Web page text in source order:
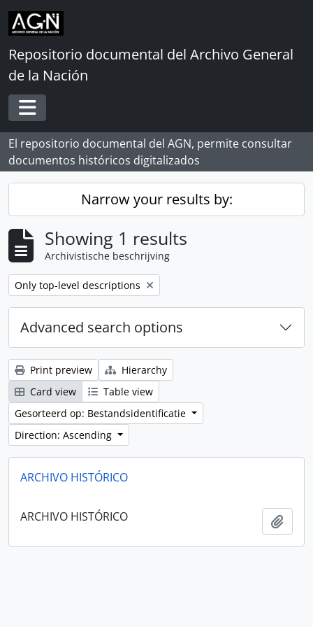
Skip to main content
Repositorio documental del Archivo General
de la Nación
Toggle navigation
El repositorio documental del AGN, permite consultar
documentos históricos digitalizados
Narrow your results by:
Showing 1 results
Archivistische beschrijving
Remove filter:
Only top-level descriptions
Advanced search options
Print preview
Hierarchy
Card view
Table view
Gesorteerd op: Bestandsidentificatie
Direction: Ascending
ARCHIVO HISTÓRICO
ARCHIVO HISTÓRICO